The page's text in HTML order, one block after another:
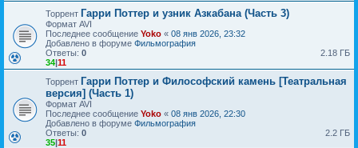
Торрент Гарри Поттер и узник Азкабана (Часть 3)
Формат AVI
Последнее сообщение Yoko « 08 янв 2026, 23:32
Добавлено в форуме Фильмография
Ответы: 0
34|11
2.18 ГБ
Торрент Гарри Поттер и Философский камень [Театральная
версия] (Часть 1)
Формат AVI
Последнее сообщение Yoko « 08 янв 2026, 22:30
Добавлено в форуме Фильмография
Ответы: 0
35|11
2.2 ГБ